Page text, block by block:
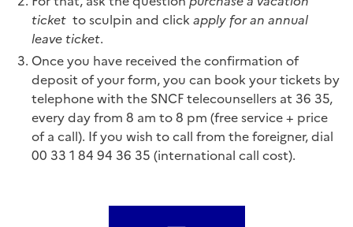
ticket to sculpin and click apply for an annual
leave ticket.
Once you have received the confirmation of
deposit of your form, you can book your tickets by
telephone with the SNCF telecounsellers at 36 35,
every day from 8 am to 8 pm (free service + price
of a call). If you wish to call from the foreigner, dial
00 33 1 84 94 36 35 (international call cost).